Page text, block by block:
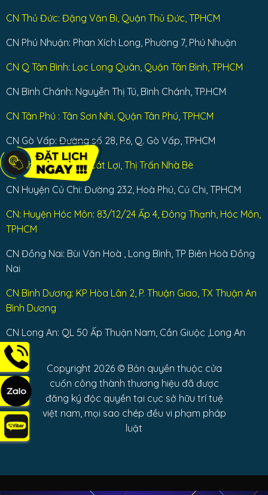
CN Thủ Đức: Đặng Văn Bi, Quận Thủ Đức, TPHCM
CN Phú Nhuận: Phan Xích Long, Phường 7, Phú Nhuận
CN Q Tân Bình: Lạc Long Quân, Quận Tân Bình, TPHCM
CN Bình Chánh: Nguyễn Thị Tú, Bình Chánh, TP.HCM
CN Tân Phú : Tân Sơn Nhì, Quận Tân Phú, TPHCM
CN Gò Vấp: Đường số 28, P.6, Q. Gò Vấp, TPHCM
CN Nhà Bè: Dương Cát Lợi, Thị Trấn Nhà Bè
CN Huyện Củ Chi: Đường 232, Hoà Phú, Củ Chi, TPHCM
CN: Huyện Hóc Môn: 83/12/24 Ấp 4, Đông Thạnh, Hóc Môn,
TPHCM
CN Đồng Nai: Bùi Văn Hoà , Long Bình, TP Biên Hoà Đồng
Nai
CN Bình Dương: KP Hòa Lân 2, P. Thuận Giao, TX Thuận An
Bình Dương
CN Long An: QL 50 Ấp Thuận Nam, Cần Giuộc ,Long An
Copyright 2026 © Bản quyền thuộc cửa
cuốn công thành thương hiệu đã được
đăng ký độc quyền tại cục sở hữu trí tuệ
việt nam, mọi sao chép đều vi phạm pháp
luật